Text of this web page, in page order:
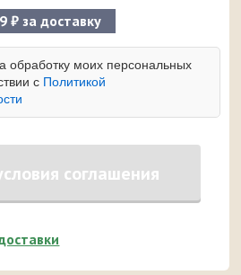
₽ за доставку
обработку моих персональных
с Политикой
соглашения